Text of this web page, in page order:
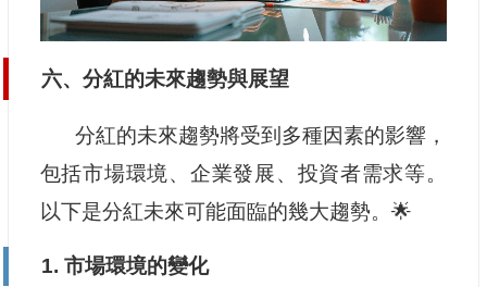
六、分紅的未來趨勢與展望
分紅的未來趨勢將受到多種因素的影響，
包括市場環境、企業發展、投資者需求等。
以下是分紅未來可能面臨的幾大趨勢。🌟
1. 市場環境的變化